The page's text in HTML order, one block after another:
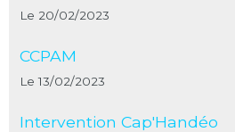
Le 20/02/2023
CCPAM
Le 13/02/2023
Intervention Cap'Handéo